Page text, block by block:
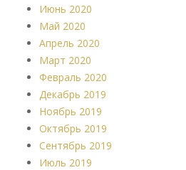
Июнь 2020
Май 2020
Апрель 2020
Март 2020
Февраль 2020
Декабрь 2019
Ноябрь 2019
Октябрь 2019
Сентябрь 2019
Июль 2019